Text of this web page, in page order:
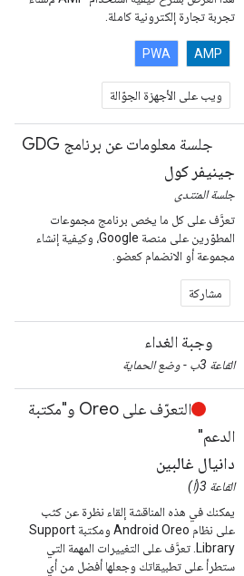
تجربة تجارة إلكترونية كاملة.
AMP
PWA
ويب على الأجهزة الجوّالة
جلسة معلومات عن برنامج GDG
جينيفر كول
جلسة المنتدى
تعرَّف على كل ما يخص برنامج مجموعات
المطوّرين على منصة Google، وكيفية إنشاء
مجموعة أو الانضمام كعضو.
مشاركة
وجبة الغداء
القاعة 3ب - وضع الحماية
التعرّف على Oreo و"مكتبة
الدعم"
دانيال غالبين
القاعة 3(أ)
يمكنك في هذه المناقشة إلقاء نظرة عن كثب
على نظام Android Oreo ومكتبة Support
Library. تعرَّف على التغييرات المهمة التي
ستطرأ على تطبيقاتك وجعلها أفضل من أي